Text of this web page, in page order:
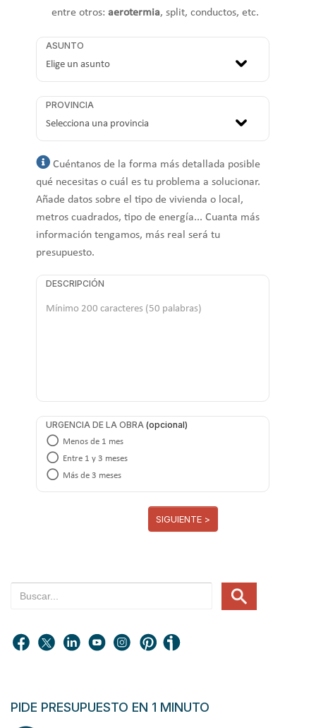
entre otros: aerotermia, split, conductos, etc.
ASUNTO
PROVINCIA
Cuéntanos de la forma más detallada posible
qué necesitas o cuál es tu problema a solucionar.
Añade datos sobre el tipo de vivienda o local,
metros cuadrados, tipo de energía... Cuanta más
información tengamos, más real será tu
presupuesto.
DESCRIPCIÓN
URGENCIA DE LA OBRA
Menos de 1 mes
Entre 1 y 3 meses
Más de 3 meses
SIGUIENTE >
PIDE PRESUPUESTO EN 1 MINUTO